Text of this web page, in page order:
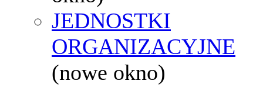
JEDNOSTKI
ORGANIZACYJNE
(nowe okno)